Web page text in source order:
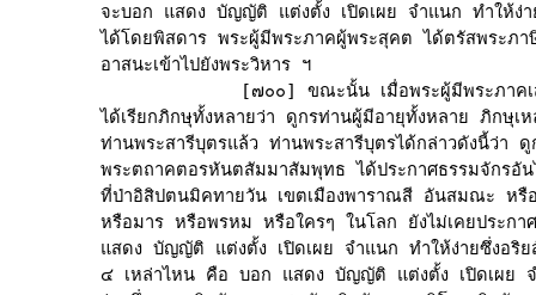
จะบอก แสดง บัญญัติ แต่งตั้ง เปิดเผย จำแนก ทำให้ง่
ได้โดยพิสดาร พระผู้มีพระภาคผู้พระสุคต ได้ตรัสพระภา
อาสนะเข้าไปยังพระวิหาร ฯ
[๗๐๐] ขณะนั้น เมื่อพระผู้มีพระภาค
ได้เรียกภิกษุทั้งหลายว่า ดูกรท่านผู้มีอายุทั้งหลาย ภิกษุเ
ท่านพระสารีบุตรแล้ว ท่านพระสารีบุตรได้กล่าวดังนี้ว่า
พระตถาคตอรหันตสัมมาสัมพุทธ ได้ประกาศธรรมจักรอัน
ที่ป่าอิสิปตนมิคทายวัน เขตเมืองพาราณสี อันสมณะ หรื
หรือมาร หรือพรหม หรือใครๆ ในโลก ยังไม่เคยประก
แสดง บัญญัติ แต่งตั้ง เปิดเผย จำแนก ทำให้ง่ายซึ่งอริ
๔ เหล่าไหน คือ บอก แสดง บัญญัติ แต่งตั้ง เปิดเผย